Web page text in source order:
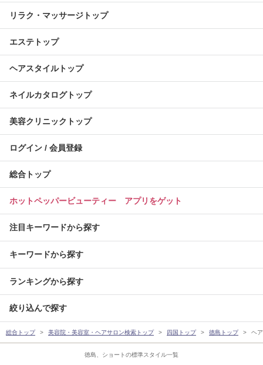
徳島、ショートの標準スタイル一覧
リラク・マッサージトップ
エステトップ
ヘアスタイルトップ
ネイルカタログトップ
美容クリニックトップ
ログイン / 会員登録
総合トップ
ホットペッパービューティー アプリをゲット
注目キーワードから探す
キーワードから探す
ランキングから探す
絞り込んで探す
総合トップ 美容院・美容室・ヘアサロン検索トップ 四国トップ 徳島トップ ヘ